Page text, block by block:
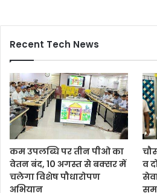
Recent Tech News
कम उपलब्धि पर तीन पीओ का
वेतन बंद, 10 अगस्त से बक्सर में
चलेगा विशेष पौधारोपण
अभियान
व